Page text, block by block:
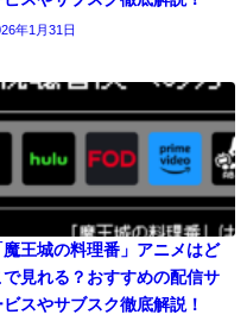
年1月31日
魔王城の料理番」アニメはど
で見れる？おすすめの配信サ
ビスやサブスク徹底解説！